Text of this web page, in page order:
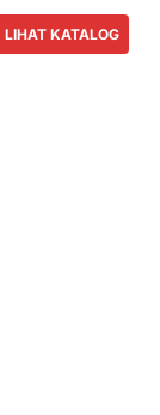
LIHAT KATALOG